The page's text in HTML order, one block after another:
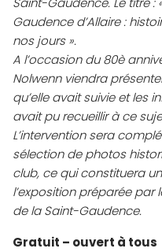
Gaudence d’Allaire :
nos jours ».
A l’occasion du 80è
Nolwenn viendra
qu’elle avait suivie et les
avait pu recueillir à ce
L’intervention sera
sélection de photos
club, ce qui constituera
l’exposition préparée par
de la Saint-Gaudence.
Gratuit – ouvert à tous